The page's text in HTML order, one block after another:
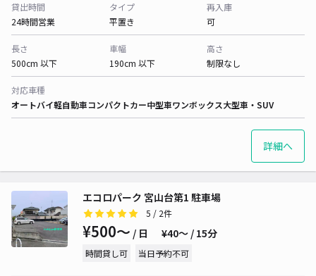
貸出時間
24時間営業
タイプ
平置き
再入庫
可
長さ
500cm 以下
車幅
190cm 以下
高さ
制限なし
対応車種
オートバイ軽自動車コンパクトカー中型車ワンボックス大型車・SUV
詳細へ
エコロパーク 宮山台第1 駐車場
5 / 2件
¥500〜 / 日 ¥40〜 / 15分
時間貸し可 当日予約不可